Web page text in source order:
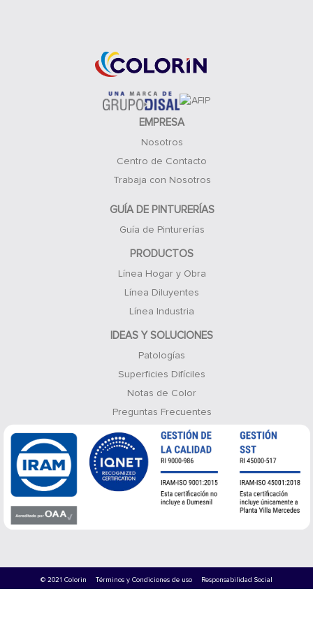
EMPRESA
Nosotros
Centro de Contacto
Trabaja con Nosotros
GUÍA DE PINTURERÍAS
Guía de Pinturerías
PRODUCTOS
Línea Hogar y Obra
Línea Diluyentes
Línea Industria
IDEAS Y SOLUCIONES
Patologías
Superficies Difíciles
Notas de Color
Preguntas Frecuentes
© 2021 Colorin Términos y Condiciones de uso Responsabilidad Social